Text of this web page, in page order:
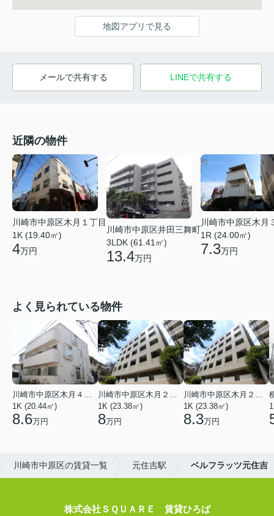
地図アプリで見る
メールで共有する LINEで共有する
近隣の物件
川崎市中原区木月１丁目
1K (19.40㎡)
4万円
川崎市中原区井田三舞町
3LDK (61.41㎡)
13.4万円
川崎市中原区木月
1R (24.00㎡)
7.3万円
よく見られている物件
川崎市中原区木月４丁目
1K (20.44㎡)
8.6万円
川崎市中原区木月２丁目
1K (23.38㎡)
8万円
川崎市中原区木月２丁目
1K (23.38㎡)
8.3万円
川崎市中原区の賃貸一覧 元住吉駅 ベルフラッツ元住吉
株式会社ＳＱＵＡＲＥ 賃貸ひろば